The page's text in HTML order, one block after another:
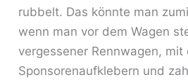
rubbelt. Das könnte man
wenn man vor dem Wagen
vergessener Rennwagen, mit
Sponsorenaufklebern und